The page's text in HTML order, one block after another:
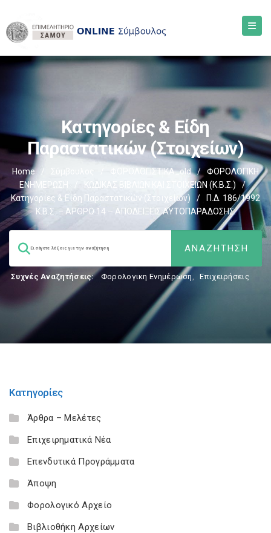
Κατηγορίες & Είδη
Παραστατικών (στοιχείων)
Home / Σύμβουλος ΦΟΡΟΛΟΓΙΣΤΙΚΑ_old /
ΦΟΡΟΛΟΓΙΚΗ
ΕΝΗΜΕΡΩΣΗ
ΚΩΔΙΚΑΣ ΒΙΒΛΙΩΝ ΚΑΙ ΣΤΟΙΧΕΙΩΝ (Κ.Β.Σ.)
/
Κατηγορίες & Είδη Παραστατικών (στοιχείων)
/
Π.Δ. 186/1992
Κ.Β.Σ. – ΑΡΘΡΟ 14 – ΑΠΟΔΕΙΞΕΙΣ ΑΥΤΟΠΑΡΑΔΟΣΗΣ.
Συχνές Αναζητήσεις: Φορολογικη Ενημέρωση, Επιχειρήσεις
Κατηγορίες
Άρθρα – Μελέτες
Επιχειρηματικά Νέα
Επενδυτικά Προγράμματα
Άποψη
Φορολογικό Αρχείο
Βιβλιοθήκη Αρχείων